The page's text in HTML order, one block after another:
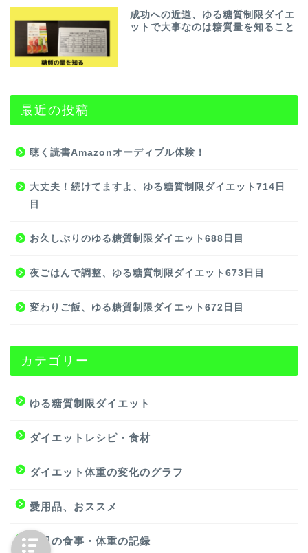
成功への近道、ゆる糖質制限ダイエ
ットで大事なのは糖質量を知ること
最近の投稿
聴く読書Amazonオーディブル体験！
大丈夫！続けてますよ、ゆる糖質制限ダイエット714日
目
お久しぶりのゆる糖質制限ダイエット688日目
夜ごはんで調整、ゆる糖質制限ダイエット673日目
変わりご飯、ゆる糖質制限ダイエット672日目
カテゴリー
ゆる糖質制限ダイエット
ダイエットレシピ・食材
ダイエット体重の変化のグラフ
愛用品、おススメ
毎日の食事・体重の記録